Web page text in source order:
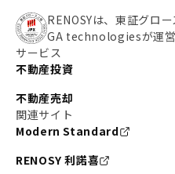
RENOSYは、東証グロ
GA technologiesが運営
サービス
不動産投資
不動産売却
関連サイト
Modern Standard
RENOSY 利諾喜